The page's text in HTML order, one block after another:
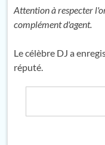
Attention à respecter
complément d'agent.
Le célèbre DJ a
réputé.